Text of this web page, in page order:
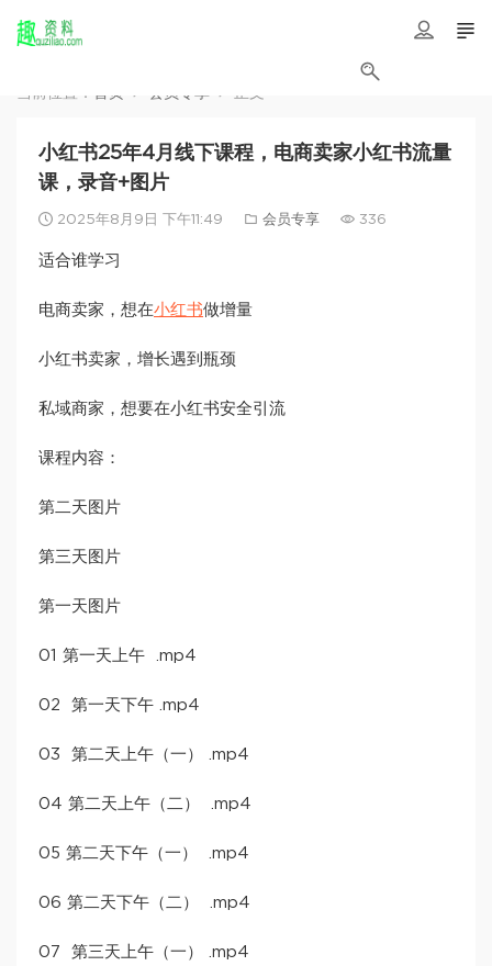
当前位置： 首页 会员专享 正文
小红书25年4月线下课程，电商卖家小红书流量
课，录音+图片
2025年8月9日 下午11:49 会员专享 336
适合谁学习
电商卖家，想在小红书做增量
小红书卖家，增长遇到瓶颈
私域商家，想要在小红书安全引流
课程内容：
第二天图片
第三天图片
第一天图片
01 第一天上午 .mp4
02 第一天下午 .mp4
03 第二天上午（一） .mp4
04 第二天上午（二） .mp4
05 第二天下午（一） .mp4
06 第二天下午（二） .mp4
07 第三天上午（一） .mp4